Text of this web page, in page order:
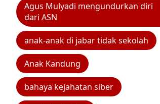
Agus Mulyadi mengundurkan diri
dari ASN
anak-anak di jabar tidak sekolah
Anak Kandung
bahaya kejahatan siber